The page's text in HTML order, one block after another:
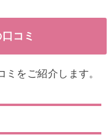
コミ
をご紹介します。